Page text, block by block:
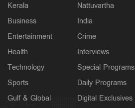
Latest
വൈകി; വീട്ടമ്മ മരിച്ചു
2 hours ago
Kerala
Business
Entertainment
Health
Technology
Sports
Gulf & Global
Nattuvartha
India
Crime
Interviews
Special Programs
Daily Programs
Digital Exclusives